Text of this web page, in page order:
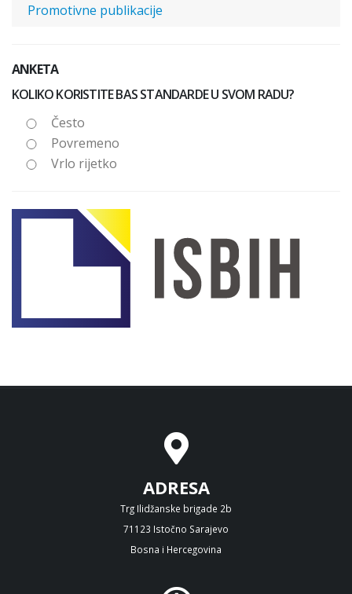
Promotivne publikacije
ANKETA
KOLIKO KORISTITE BAS STANDARDE U SVOM RADU?
Često
Povremeno
Vrlo rijetko
ADRESA
Trg Ilidžanske brigade 2b
71123 Istočno Sarajevo
Bosna i Hercegovina